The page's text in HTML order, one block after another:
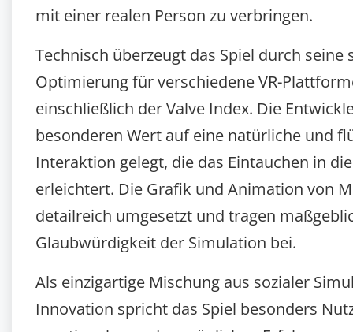
mit einer realen Person zu verbringen.
Technisch überzeugt das Spiel durch seine
Optimierung für verschiedene VR-
einschließlich der Valve Index. Die
besonderen Wert auf eine natürliche und
Interaktion gelegt, die das Eintauchen in
erleichtert. Die Grafik und Animation von
detailreich umgesetzt und tragen
Glaubwürdigkeit der Simulation bei.
Als einzigartige Mischung aus sozialer
Innovation spricht das Spiel besonders